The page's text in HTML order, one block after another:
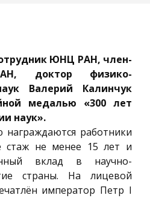
ЮНЦ РАН, член-
доктор физико-
Валерий Калинчук
медалью «300 лет
наук».
работники
стаж не менее 15 лет и
вклад в научно-
страны. На лицевой
император Петр I